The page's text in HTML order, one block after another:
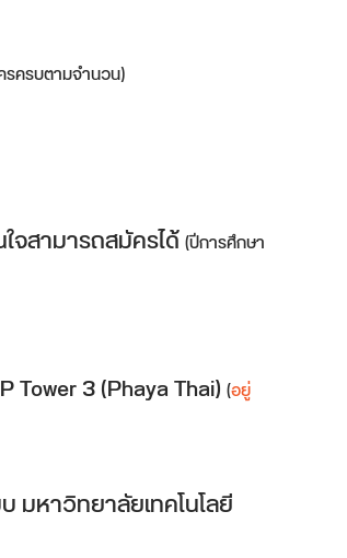
ครบตามจำนวน)
สามารถสมัครได้(ปีการศึกษา
Tower 3 (Phaya Thai) (อยู่
หาวิทยาลัยเทคโนโลยี